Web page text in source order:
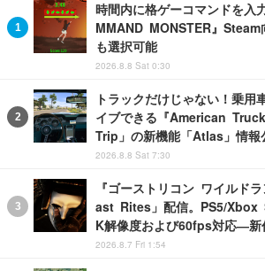
時間内に格ゲーコマンドを入
MMAND MONSTER』
も選択可能
2026.8.8 Sat 0:30
トラックだけじゃない！乗用
イブできる『American
Trip」の新機能「Atlas」情報
2026.8.8 Sat 7:30
『ゴーストリコン ワイルド
ast Rites」配信。PS5/Xbox
K解像度および60fps対応―新
2026.8.7 Fri 1:54